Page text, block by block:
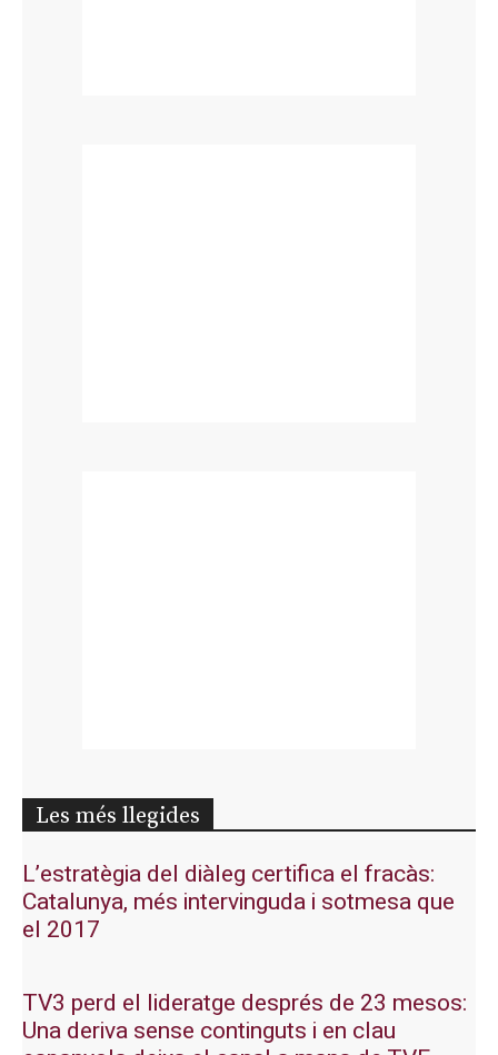
Les més llegides
L’estratègia del diàleg certifica el fracàs:
Catalunya, més intervinguda i sotmesa que
el 2017
TV3 perd el lideratge després de 23 mesos:
Una deriva sense continguts i en clau